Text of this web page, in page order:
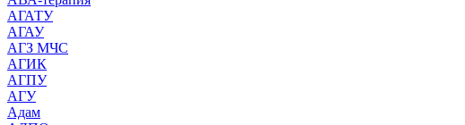
АГАТУ
АГАУ
АГЗ МЧС
АГИК
АГПУ
АГУ
Адам